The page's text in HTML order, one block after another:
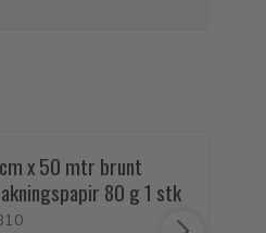
x 50 mtr brunt
80 g 1 stk